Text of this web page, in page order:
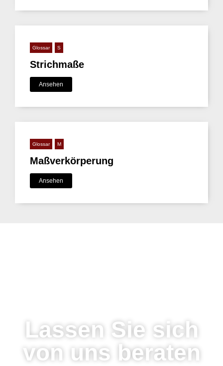
Glossar S
Strichmaße
Ansehen
Glossar M
Maßverkörperung
Ansehen
Lassen Sie sich
von uns beraten